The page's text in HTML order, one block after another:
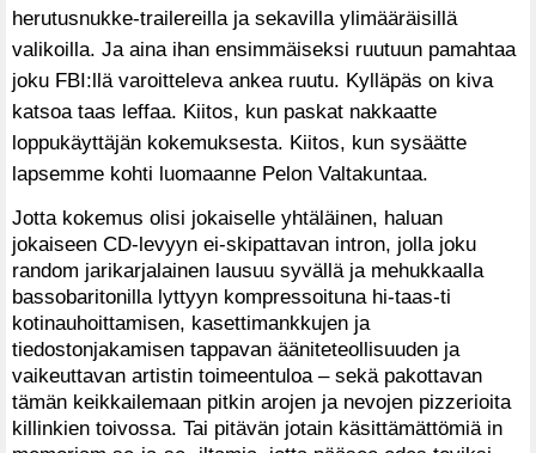
herutusnukke-trailereilla ja sekavilla ylimääräisillä
valikoilla. Ja aina ihan ensimmäiseksi ruutuun pamahtaa
joku FBI:llä varoitteleva ankea ruutu. Kylläpäs on kiva
katsoa taas leffaa. Kiitos, kun paskat nakkaatte
loppukäyttäjän kokemuksesta. Kiitos, kun sysäätte
lapsemme kohti luomaanne Pelon Valtakuntaa.
Jotta kokemus olisi jokaiselle yhtäläinen, haluan
jokaiseen CD-levyyn ei-skipattavan intron, jolla joku
random jarikarjalainen lausuu syvällä ja mehukkaalla
bassobaritonilla lyttyyn kompressoituna hi-taas-ti
kotinauhoittamisen, kasettimankkujen ja
tiedostonjakamisen tappavan ääniteteollisuuden ja
vaikeuttavan artistin toimeentuloa – sekä pakottavan
tämän keikkailemaan pitkin arojen ja nevojen pizzerioita
killinkien toivossa. Tai pitävän jotain käsittämättömiä in